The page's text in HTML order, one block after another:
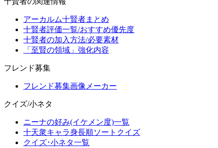
アーカルム十賢者まとめ
十賢者評価一覧/おすすめ優先度
十賢者の加入方法/必要素材
「至賢の領域」強化内容
フレンド募集
フレンド募集画像メーカー
クイズ/小ネタ
ニーナの好み(イケメン度)一覧
十天衆キャラ身長順ソートクイズ
クイズ･小ネタ一覧